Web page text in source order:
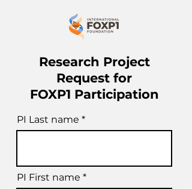
Research Project
Request for
FOXP1 Participation
PI Last name
PI First name